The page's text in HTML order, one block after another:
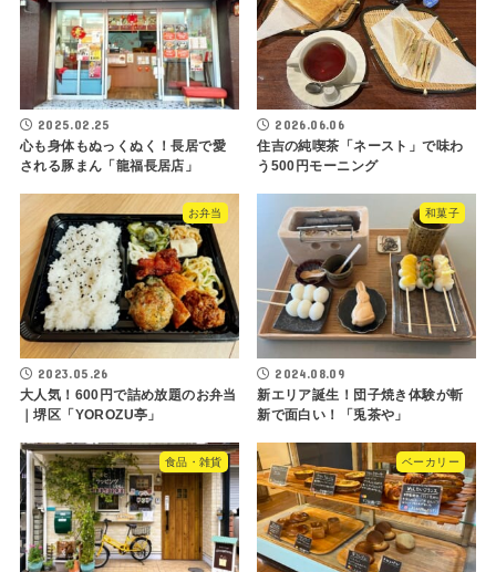
2025.02.25
心も身体もぬっくぬく！長居で愛
される豚まん「龍福長居店」
2026.06.06
住吉の純喫茶「ネースト」で味わ
う500円モーニング
お弁当
2023.05.26
大人気！600円で詰め放題のお弁当
｜堺区「YOROZU亭」
和菓子
2024.08.09
新エリア誕生！団子焼き体験が斬
新で面白い！「兎茶や」
食品・雑貨 ベーカリー